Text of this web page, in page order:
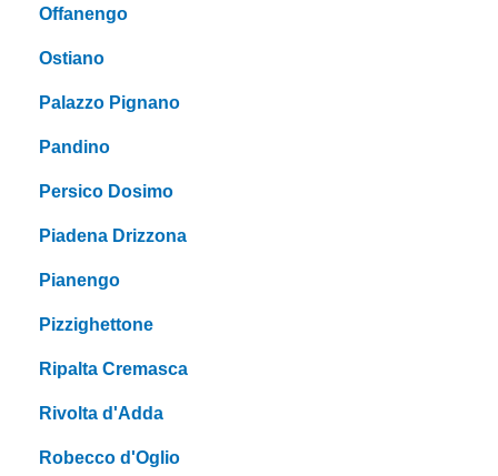
Offanengo
Ostiano
Palazzo Pignano
Pandino
Persico Dosimo
Piadena Drizzona
Pianengo
Pizzighettone
Ripalta Cremasca
Rivolta d'Adda
Robecco d'Oglio